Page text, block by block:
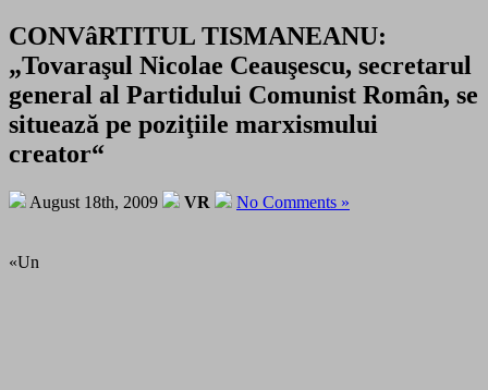
CONVâRTITUL TISMANEANU:
„Tovaraşul Nicolae Ceauşescu, secretarul
general al Partidului Comunist Român, se
situează pe poziţiile marxismului
creator“
August 18th, 2009 VR No Comments »
«Un